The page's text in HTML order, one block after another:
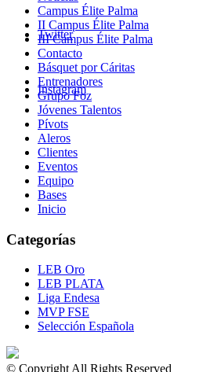
Twitter
Instagram
Campus Élite Palma
II Campus Élite Palma
III Campus Élite Palma
Contacto
Básquet por Cáritas
Entrenadores
Grupo Foz
Jóvenes Talentos
Pívots
Aleros
Clientes
Eventos
Equipo
Bases
Inicio
Categorías
LEB Oro
LEB PLATA
Liga Endesa
MVP FSE
Selección Española
© Copyright All Rights Reserved